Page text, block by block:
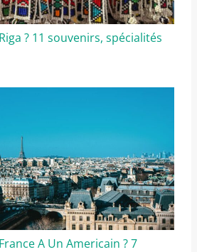
? 11 souvenirs, spécialités
A Un Americain ? 7